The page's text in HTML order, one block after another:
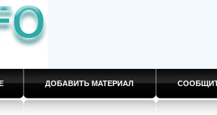
ДОБАВИТЬ МАТЕРИАЛ